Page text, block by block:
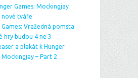
Games: Mockingjay
nové tváře
Games: Vražedná pomsta
hry budou 4 ne 3
a plakát k Hunger
Mockingjay – Part 2